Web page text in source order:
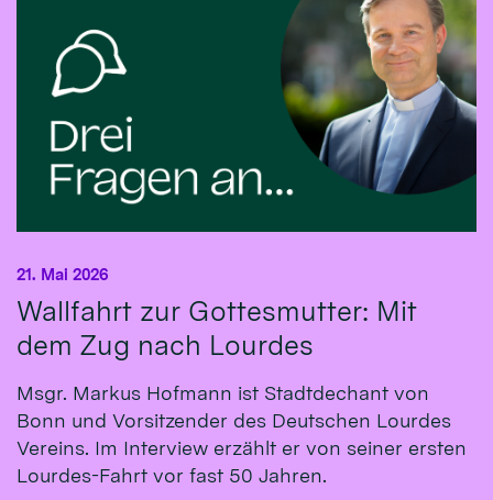
Wallfahrt zur Gottesmutter: Mit
dem Zug nach Lourdes
21. Mai 2026
Msgr. Markus Hofmann ist Stadtdechant von
Bonn und Vorsitzender des Deutschen Lourdes
Vereins. Im Interview erzählt er von seiner ersten
Lourdes-Fahrt vor fast 50 Jahren.